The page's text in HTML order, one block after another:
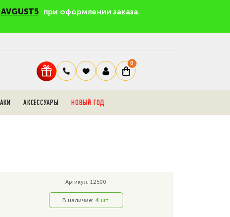
AVGUST5 при оформлении заказа.
0
АКСЕССУАРЫ НОВЫЙ ГОД
Артикул: 12500
В наличие: 4 шт.